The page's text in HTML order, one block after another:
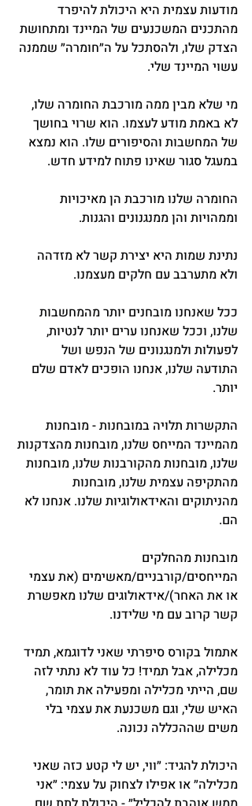
מודעות עצמית היא היכולת להיפרד
מהתכנים המשכנעים של המיינד ומתחושת
הצדק שלו, ולהסתכל על ה״חומרה״ שממנה
עשוי המיינד שלי.
מי שלא מבין ממה מורכבת החומרה שלו,
לא באמת מודע לעצמו. הוא שרוי בחושך
של המחשבות והסיפורים שלו. הוא נמצא
במעגל סגור שאינו פתוח למידע חדש.
החומרה שלנו מורכבת הן מאיכויות
וממהויות והן ממנגנונים והגנות.
נתינת שמות היא יצירת קשר לא מזדהה
ולא מתערבב עם חלקים מעצמנו.
ככל שאנחנו מובחנים יותר מהמחשבות
שלנו, וככל שאנחנו ערים יותר לנטיות,
לפעולות ולמנגנונים של הנפש ושל
התודעה שלנו, אנחנו הופכים לאדם שלם
יותר.
התקשרות תלויה במובחנות - מובחנות
מהמיינד המייחס שלנו, מובחנות מהצדקנות
שלנו, מובחנות מהקורבנות שלנו, מובחנות
מהתקיפה עצמית שלנו, מובחנות
מהניתוקים והאידאולוגיות שלנו. אנחנו לא
הם.
מובחנות מהחלקים
המייחסים/קורבניים/מאשימים (את עצמי
או את האחר)/אידאולוגים שלנו מאפשרת
קשר קרוב עם מי שלידנו.
אתמול בקורס סיפרתי שאני לדוגמא, תמיד
מכלילה, אבל תמיד! כל עוד לא נתתי לזה
שם, הייתי מכלילה ומפעילה את תומר,
האיש שלי, וגם משכנעת את עצמי בלי
משים שההכללה נכונה.
היכולת להגיד: ״ווי, יש לי קטע כזה שאני
מכלילה״ או אפילו לצחוק על עצמי: ״אני